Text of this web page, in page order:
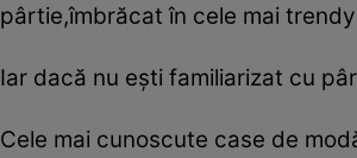
pârtie,îmbrăcat în cele mai
Iar dacă nu eşti familiarizat cu
Cele mai cunoscute case de